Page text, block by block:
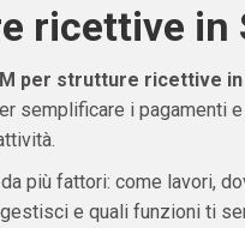
ricettive in
per strutture ricettive
semplificare i pagamenti
più fattori: come lavori,
e quali funzioni ti